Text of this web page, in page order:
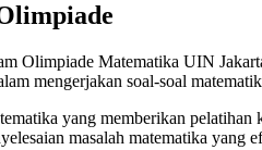
Olimpiade Matematika UIN
mengerjakan soal-soal
yang memberikan
masalah matematika